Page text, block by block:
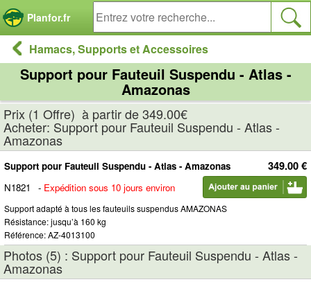
Planfor.fr
Hamacs, Supports et Accessoires
Support pour Fauteuil Suspendu - Atlas -
Amazonas
Prix (1 Offre) à partir de 349.00€
Acheter: Support pour Fauteuil Suspendu - Atlas -
Amazonas
349.00 €
Support pour Fauteuil Suspendu - Atlas - Amazonas
N1821
- Expédition sous 10 jours environ
Support adapté à tous les fauteuils suspendus AMAZONAS
Résistance: jusqu’à 160 kg
Référence: AZ-4013100
Photos (5) : Support pour Fauteuil Suspendu - Atlas -
Amazonas
Panneau de gestion des cookies